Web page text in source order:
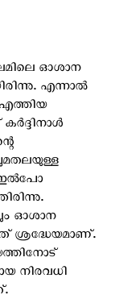
ഓശാന
എന്നാല്‍
എത്തിയ
ഇൽപോ
ഓശാന
ശ്രദ്ധേയമാണ്.
നിരവധി